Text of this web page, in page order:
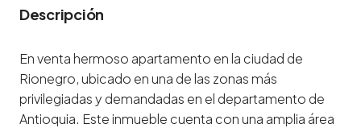
Descripción
En venta hermoso apartamento en la ciudad de
Rionegro, ubicado en una de las zonas más
privilegiadas y demandadas en el departamento de
Antioquia. Este inmueble cuenta con una amplia área